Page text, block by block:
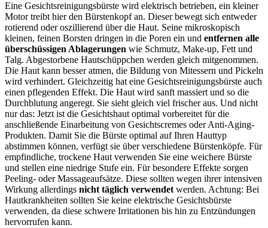
Eine Gesichtsreinigungsbürste wird elektrisch betrieben, ein kleiner
Motor treibt hier den Bürstenkopf an. Dieser bewegt sich entweder
rotierend oder oszillierend über die Haut. Seine mikroskopisch
kleinen, feinen Borsten dringen in die Poren ein und entfernen alle
überschüssigen Ablagerungen wie Schmutz, Make-up, Fett und
Talg. Abgestorbene Hautschüppchen werden gleich mitgenommen.
Die Haut kann besser atmen, die Bildung von Mitessern und Pickeln
wird verhindert. Gleichzeitig hat eine Gesichtsreinigungsbürste auch
einen pflegenden Effekt. Die Haut wird sanft massiert und so die
Durchblutung angeregt. Sie sieht gleich viel frischer aus. Und nicht
nur das: Jetzt ist die Gesichtshaut optimal vorbereitet für die
anschließende Einarbeitung von Gesichtscremes oder Anti-Aging-
Produkten. Damit Sie die Bürste optimal auf Ihren Hauttyp
abstimmen können, verfügt sie über verschiedene Bürstenköpfe. Für
empfindliche, trockene Haut verwenden Sie eine weichere Bürste
und stellen eine niedrige Stufe ein. Für besondere Effekte sorgen
Peeling- oder Massageaufsätze. Diese sollten wegen ihrer intensiven
Wirkung allerdings nicht täglich verwendet werden. Achtung: Bei
Hautkrankheiten sollten Sie keine elektrische Gesichtsbürste
verwenden, da diese schwere Irritationen bis hin zu Entzündungen
hervorrufen kann.